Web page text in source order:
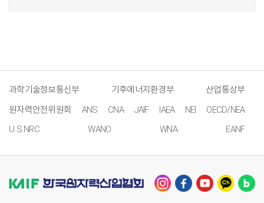
과학기술정보통신부 기후에너지환경부
산업통상부
원자력안전위원회
ANS CNA JAIF IAEA NEI
OECD/NEA
U.S.NRC
WANO WNA EANF